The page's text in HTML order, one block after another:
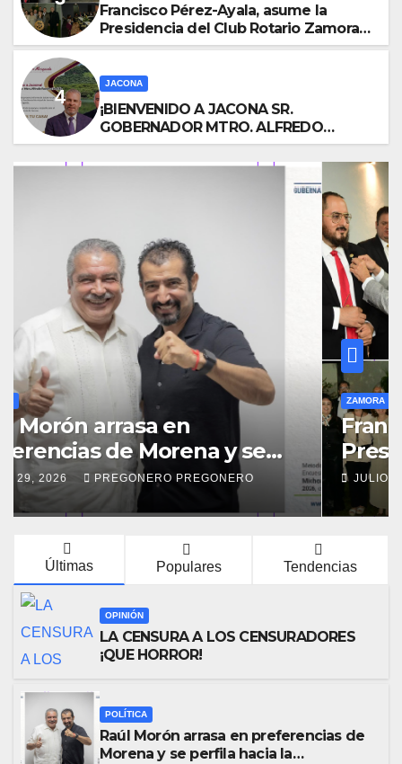
Francisco Pérez-Ayala, asume la
Presidencia del Club Rotario Zamora
Industrial, para el periodo 2026–2027
JACONA
¡BIENVENIDO A JACONA SR.
GOBERNADOR MTRO. ALFREDO
RAMÍREZ BEDOLLA!
ZAMORA
Francisco Pérez-Ayala, asume la
Presidencia del Club Rotario
Zamora Industrial, para el
periodo 2026–2027
JULIO 29, 2026 PREGONERO PREGONERO
Últimas Populares Tendencias
OPINIÓN
LA CENSURA A LOS CENSURADORES
¡QUE HORROR!
POLÍTICA
Raúl Morón arrasa en preferencias de
Morena y se perfila hacia la